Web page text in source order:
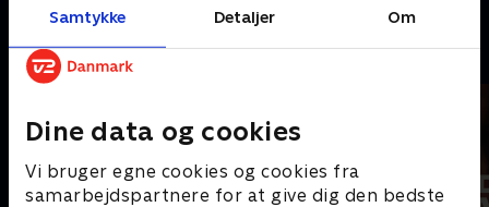
Samtykke Detaljer Om
Dine data og cookies
Vi bruger egne cookies og cookies fra
samarbejdspartnere for at give dig den bedste
at kende.
Andre så også